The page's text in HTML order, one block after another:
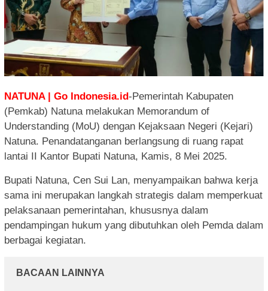
NATUNA | Go Indonesia.id-Pemerintah Kabupaten
(Pemkab) Natuna melakukan Memorandum of
Understanding (MoU) dengan Kejaksaan Negeri (Kejari)
Natuna. Penandatanganan berlangsung di ruang rapat
lantai II Kantor Bupati Natuna, Kamis, 8 Mei 2025.
Bupati Natuna, Cen Sui Lan, menyampaikan bahwa kerja
sama ini merupakan langkah strategis dalam memperkuat
pelaksanaan pemerintahan, khususnya dalam
pendampingan hukum yang dibutuhkan oleh Pemda dalam
berbagai kegiatan.
BACAAN LAINNYA